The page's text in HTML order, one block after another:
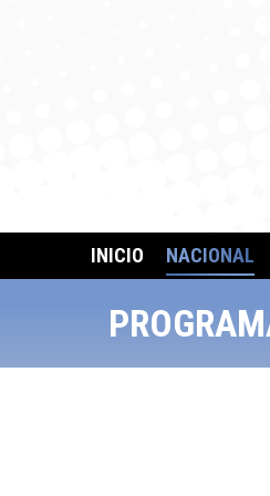
INICIO NACIONAL